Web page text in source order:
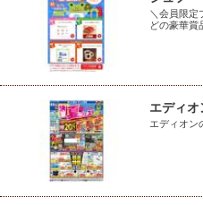
＼会員限定
どの豪華賞
エディ
エディオン